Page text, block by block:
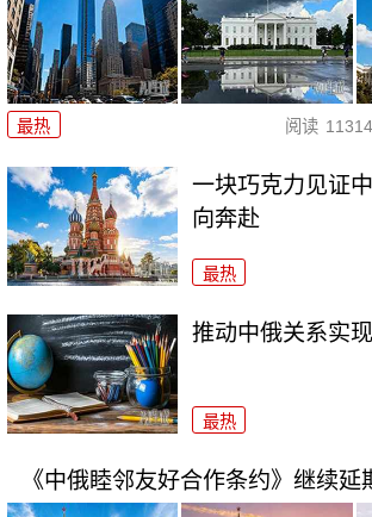
最热 阅读 11314
一块巧克力见证
向奔赴
最热
推动中俄关系实
最热
《中俄睦邻友好合作条约》继续延